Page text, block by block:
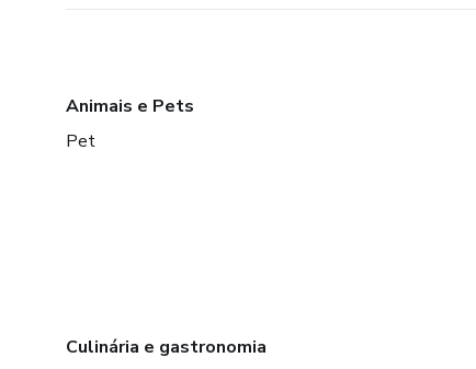
Animais e Pets
Pet
Culinária e gastronomia